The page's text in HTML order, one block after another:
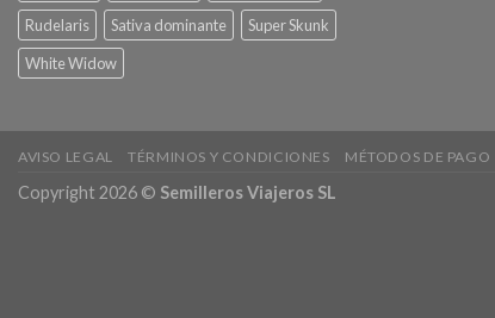
Rudelaris
Sativa dominante
Super Skunk
White Widow
AVISO LEGAL TÉRMINOS Y CONDICIONES MÉTODOS DE PAGO
Copyright 2026 © Semilleros Viajeros SL